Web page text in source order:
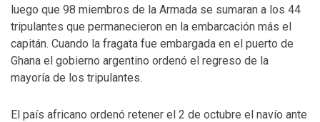
luego que 98 miembros de la Armada se sumaran a los 44
tripulantes que permanecieron en la embarcación más el
capitán. Cuando la fragata fue embargada en el puerto de
Ghana el gobierno argentino ordenó el regreso de la
mayoría de los tripulantes.
El país africano ordenó retener el 2 de octubre el navío ante